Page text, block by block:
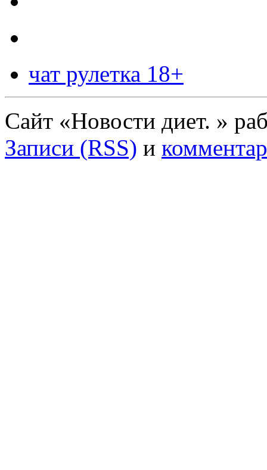
чат рулетка 18+
Сайт «Новости диет. »
Записи (RSS) и